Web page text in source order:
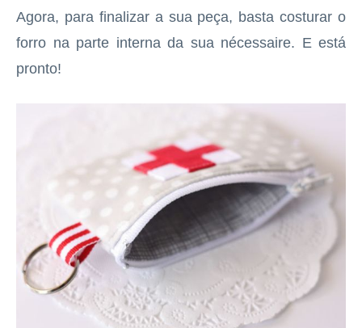
Agora, para finalizar a sua peça, basta costurar o
forro na parte interna da sua nécessaire. E está
pronto!